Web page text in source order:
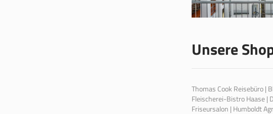
Unsere
Thomas Cook Reisebüro |
Fleischerei-Bistro Haase |
Friseursalon | Humboldt